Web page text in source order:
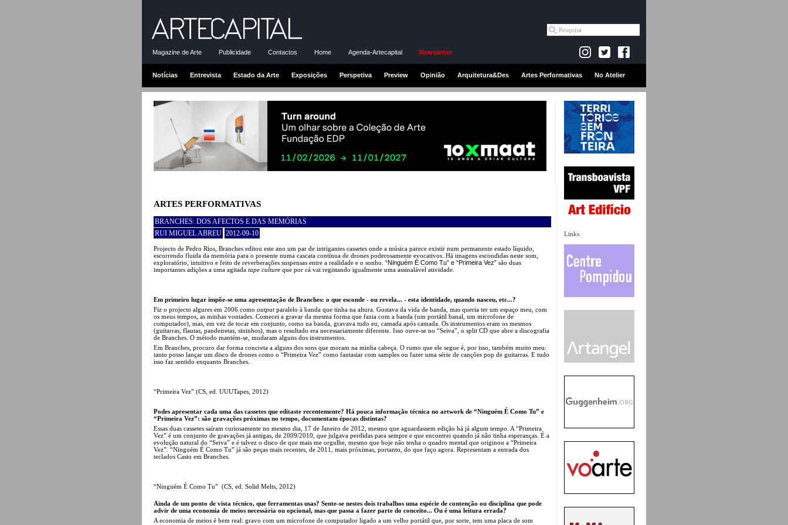
Magazine de Arte Publicidade Contactos Home Agenda-Artecapital Newsletter
Notícias Entrevista Estado da Arte Exposições Perspetiva Preview Opinião Arquitetura&Des Artes Performativas No Atelier
Links
ARTES PERFORMATIVAS
BRANCHES: DOS AFECTOS E DAS MEMÓRIAS
RUI MIGUEL ABREU 2012-09-10
Projecto de Pedro Rios, Branches editou este ano um par de intrigantes cassetes onde a música parece existir num permanente estado líquido,
escorrendo fluida da memória para o presente numa cascata contínua de drones poderosamente evocativos. Há imagens escondidas neste som,
exploratório, intuitivo e feito de reverberações suspensas entre a realidade e o sonho. “Ninguém É Como Tu” e “Primeira Vez” são duas
importantes adições a uma agitada tape culture que por cá vai registando igualmente uma assinalável atividade.
Em primeiro lugar impõe-se uma apresentação de Branches: o que esconde - ou revela... - esta identidade, quando nasceu, etc...?
Fiz o projecto algures em 2006 como outputparalelo à banda que tinha na altura. Gostava da vida de banda, mas queria ter um espaço meu, com
os meus tempos, as minhas vontades. Comecei a gravar da mesma forma que fazia com a banda (um portátil banal, um microfone de
computador), mas, em vez de tocar em conjunto, como na banda, gravava tudo eu, camada após camada. Os instrumentos eram os mesmos
(guitarras, flautas, pandeiretas, sininhos), mas o resultado era necessariamente diferente. Isso ouve-se no “Seiva”, o split CD que abre a discografia
de Branches. O método mantém-se, mudaram alguns dos instrumentos.
Em Branches, procuro dar forma concreta a alguns dos sons que moram na minha cabeça. O rumo que ele segue é, por isso, também muito meu:
tanto posso lançar um disco de drones como o “Primeira Vez” como fantasiar com samples ou fazer uma série de canções pop de guitarras. E tudo
isso faz sentido enquanto Branches.
“Primeira Vez” (CS, ed. UUUTapes, 2012)
Podes apresentar cada uma das cassetes que editaste recentemente? Há pouca informação técnica no artwork de “Ninguém É Como Tu” e
“Primeira Vez”: são gravações próximas no tempo, documentam épocas distintas?
Essas duas cassetes saíram curiosamente no mesmo dia, 17 de Janeiro de 2012, mesmo que aguardassem edição há já algum tempo. A “Primeira
Vez” é um conjunto de gravações já antigas, de 2009/2010, que julgava perdidas para sempre e que encontrei quando já não tinha esperanças. É a
evolução natural do “Seiva” e é talvez o disco de que mais me orgulhe, mesmo que hoje não tenha o quadro mental que originou a “Primeira
Vez”. “Ninguém É Como Tu” já são peças mais recentes, de 2011, mais próximas, portanto, do que faço agora. Representam a entrada dos
teclados Casio em Branches.
“Ninguém É Como Tu” (CS, ed. Solid Melts, 2012)
Ainda de um ponto de vista técnico, que ferramentas usas? Sente-se nestes dois trabalhos uma espécie de contenção ou disciplina que pode
advir de uma economia de meios necessária ou opcional, mas que passa a fazer parte do conceito... Ou é uma leitura errada?
A economia de meios é bem real: gravo com um microfone de computador ligado a um velho portátil que, por sorte, tem uma placa de som